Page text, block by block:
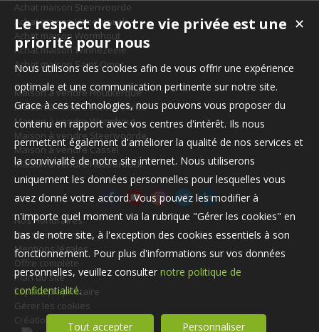
Achat maison Steenvoorde
Achat maison Hazebrouck
Achat maison Wormhout
Achat maison Winnezeele
Achat maison Saint-Omer
Maison à vendre Houtkerque
Maison à vendre Steenvoorde
Maison à vendre Wormhout
Maison à vendre Steenvoorde
Maison à vendre Cassel
Maison à vendre Hazebrouck
Nos Honoraires
Qui sommes-nous
Mentions légales
Offre complète
Plan du site
Espace propriétaire
Gérer les cookies
Création site internet immobilier
✕
Le respect de votre vie privée est une
priorité pour nous
Nous utilisons des cookies afin de vous offrir une expérience
optimale et une communication pertinente sur notre site.
Grace à ces technologies, nous pouvons vous proposer du
contenu en rapport avec vos centres d'intérêt. Ils nous
permettent également d'améliorer la qualité de nos services et
la convivialité de notre site internet. Nous utiliserons
uniquement les données personnelles pour lesquelles vous
avez donné votre accord. Vous pouvez les modifier à
n'importe quel moment via la rubrique "Gérer les cookies" en
bas de notre site, à l'exception des cookies essentiels à son
fonctionnement. Pour plus d'informations sur vos données
personnelles, veuillez consulter notre politique de
confidentialité.
Tout accepter Personnaliser